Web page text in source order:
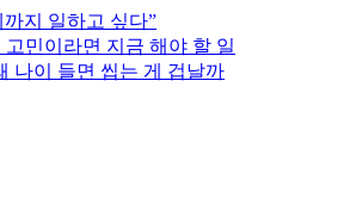
까지 일하고 싶다”
민이라면 지금 해야 할 일
나이 들면 씹는 게 겁날까